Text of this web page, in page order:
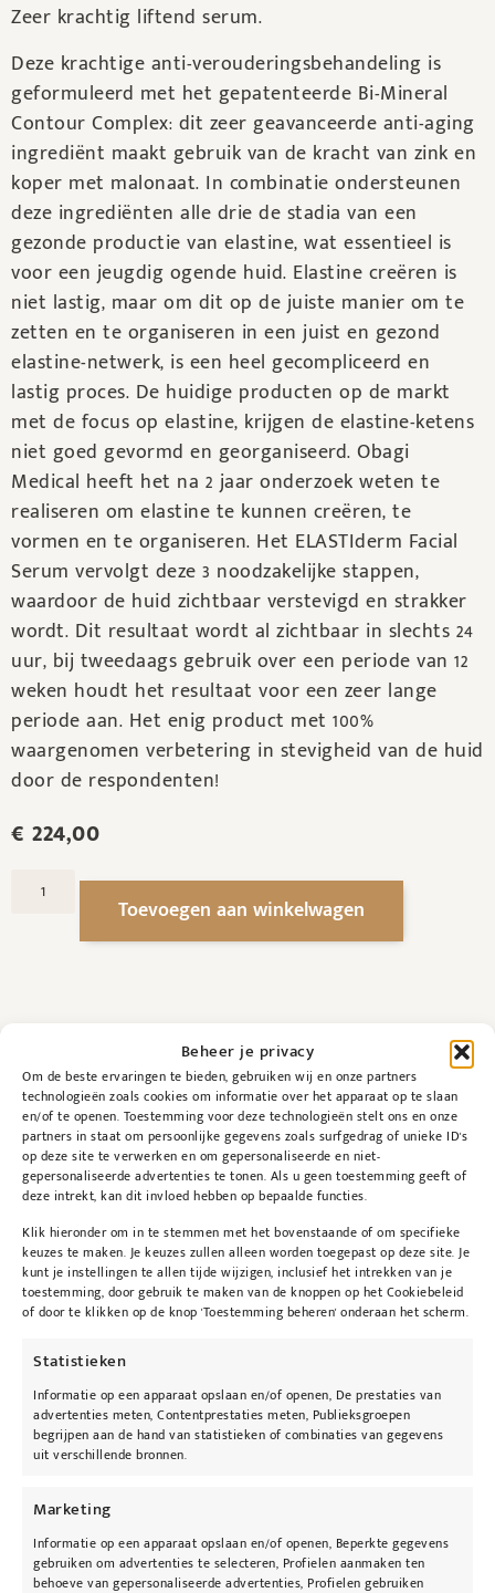
Beheer je privacy
Om de beste ervaringen te bieden, gebruiken wij en onze partners
technologieën zoals cookies om informatie over het apparaat op te slaan
en/of te openen. Toestemming voor deze technologieën stelt ons en onze
partners in staat om persoonlijke gegevens zoals surfgedrag of unieke ID's
op deze site te verwerken en om gepersonaliseerde en niet-
gepersonaliseerde advertenties te tonen. Als u geen toestemming geeft of
deze intrekt, kan dit invloed hebben op bepaalde functies.
Klik hieronder om in te stemmen met het bovenstaande of om specifieke
keuzes te maken. Je keuzes zullen alleen worden toegepast op deze site. Je
kunt je instellingen te allen tijde wijzigen, inclusief het intrekken van je
toestemming, door gebruik te maken van de knoppen op het Cookiebeleid
of door te klikken op de knop 'Toestemming beheren' onderaan het scherm.
Statistieken
Informatie op een apparaat opslaan en/of openen, De prestaties van
advertenties meten, Contentprestaties meten, Publieksgroepen
begrijpen aan de hand van statistieken of combinaties van gegevens
uit verschillende bronnen.
Marketing
Informatie op een apparaat opslaan en/of openen, Beperkte gegevens
gebruiken om advertenties te selecteren, Profielen aanmaken ten
behoeve van gepersonaliseerde advertenties, Profielen gebruiken
Zeer krachtig liftend serum.
Deze krachtige anti-verouderingsbehandeling is
geformuleerd met het gepatenteerde Bi-Mineral
Contour Complex: dit zeer geavanceerde anti-aging
ingrediënt maakt gebruik van de kracht van zink en
koper met malonaat. In combinatie ondersteunen
deze ingrediënten alle drie de stadia van een
gezonde productie van elastine, wat essentieel is
voor een jeugdig ogende huid. Elastine creëren is
niet lastig, maar om dit op de juiste manier om te
zetten en te organiseren in een juist en gezond
elastine-netwerk, is een heel gecompliceerd en
lastig proces. De huidige producten op de markt
met de focus op elastine, krijgen de elastine-ketens
niet goed gevormd en georganiseerd. Obagi
Medical heeft het na 2 jaar onderzoek weten te
realiseren om elastine te kunnen creëren, te
vormen en te organiseren. Het ELASTIderm Facial
Serum vervolgt deze 3 noodzakelijke stappen,
waardoor de huid zichtbaar verstevigd en strakker
wordt. Dit resultaat wordt al zichtbaar in slechts 24
uur, bij tweedaags gebruik over een periode van 12
weken houdt het resultaat voor een zeer lange
periode aan. Het enig product met 100%
waargenomen verbetering in stevigheid van de huid
door de respondenten!
€ 224,00
Toevoegen aan winkelwagen
Beschrijving
Beschrijving
Highlights
– FlexFluid-technologie: Creëert een zachte,
Verhoogt de elasticiteit van de huid in slechts
24 uur
– Beschermt het fragile elastine netwerk
– Verbetert de huidelastiteit
huid
– Extra verbeteringen bij continue gebruik in
slechts 2 weken